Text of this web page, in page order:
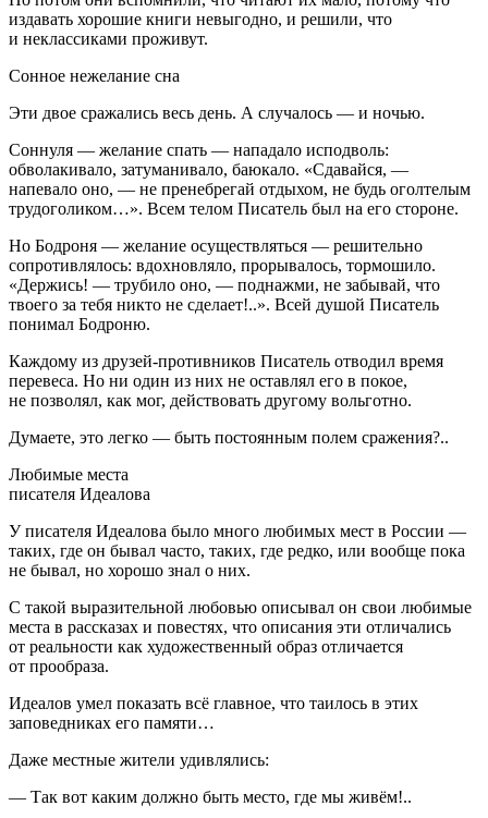
издавать хорошие книги невыгодно, и решили, что
и неклассиками проживут.
Сонное нежелание сна
Эти двое сражались весь день. А случалось — и ночью.
Соннуля — желание спать — нападало исподволь:
обволакивало, затуманивало, баюкало. «Сдавайся, —
напевало оно, — не пренебрегай отдыхом, не будь оголтелым
трудоголиком…». Всем телом Писатель был на его стороне.
Но Бодроня — желание осуществляться — решительно
сопротивлялось: вдохновляло, прорывалось, тормошило.
«Держись! — трубило оно, — поднажми, не забывай, что
твоего за тебя никто не сделает!..». Всей душой Писатель
понимал Бодроню.
Каждому из друзей-противников Писатель отводил время
перевеса. Но ни один из них не оставлял его в покое,
не позволял, как мог, действовать другому вольготно.
Думаете, это легко — быть постоянным полем сражения?..
Любимые места
писателя Идеалова
У писателя Идеалова было много любимых мест в России —
таких, где он бывал часто, таких, где редко, или вообще пока
не бывал, но хорошо знал о них.
С такой выразительной любовью описывал он свои любимые
места в рассказах и повестях, что описания эти отличались
от реальности как художественный образ отличается
от прообраза.
Идеалов умел показать всё главное, что таилось в этих
заповедниках его памяти…
Даже местные жители удивлялись:
— Так вот каким должно быть место, где мы живём!..